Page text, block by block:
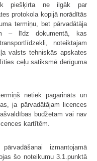
piešķirta ne ilgāk par
protokola kopijā norādītās
termiņu, bet pārvadātāja
– līdz dokumentā, kas
noteiktajam
valsts tehniskās apskates
ceļu satiksmē derīguma
netiek pagarināts un
ja pārvadātājam licences
budžetam vai nav
kartītēm.
izmantojamā
šo noteikumu 3.1.punktā